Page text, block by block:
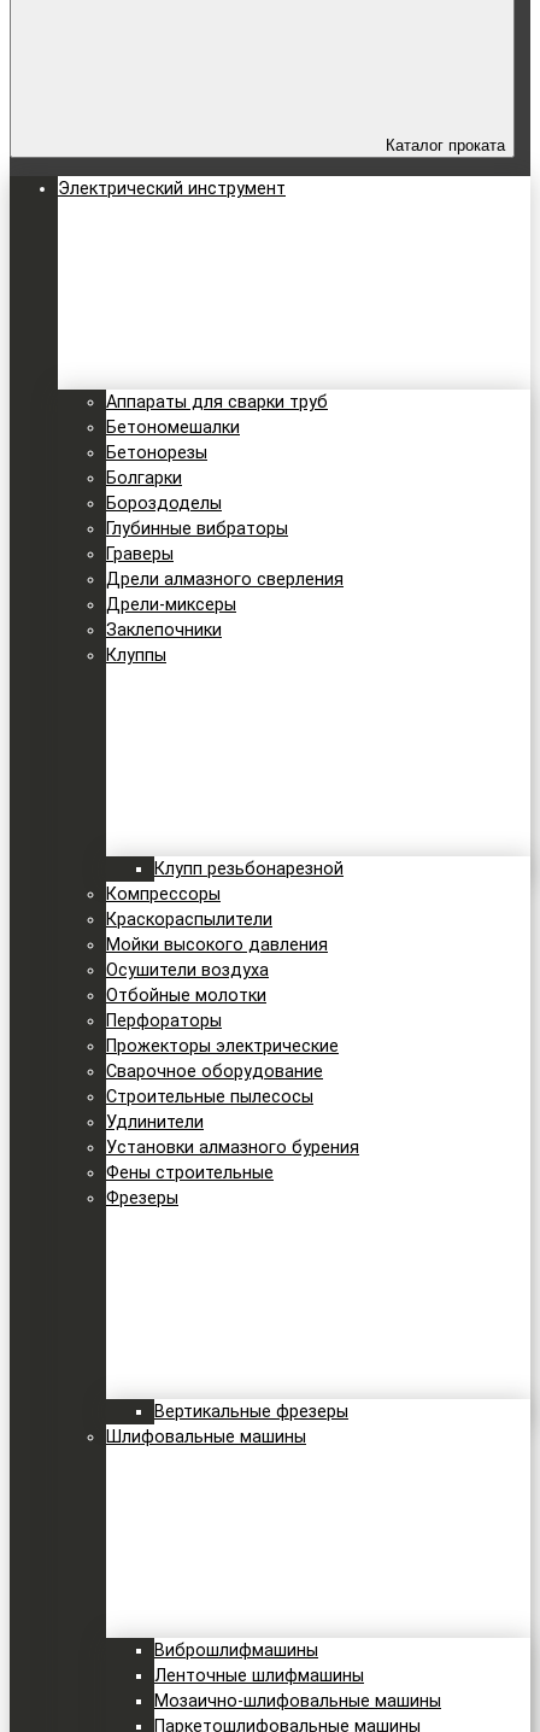
Каталог проката
Электрический инструмент
Аппараты для сварки труб
Бетономешалки
Бетонорезы
Болгарки
Бороздоделы
Глубинные вибраторы
Граверы
Дрели алмазного сверления
Дрели-миксеры
Заклепочники
Клуппы
Клупп резьбонарезной
Компрессоры
Краскораспылители
Мойки высокого давления
Осушители воздуха
Отбойные молотки
Перфораторы
Прожекторы электрические
Сварочное оборудование
Строительные пылесосы
Удлинители
Установки алмазного бурения
Фены строительные
Фрезеры
Вертикальные фрезеры
Шлифовальные машины
Виброшлифмашины
Ленточные шлифмашины
Мозаично-шлифовальные машины
Паркетошлифовальные машины